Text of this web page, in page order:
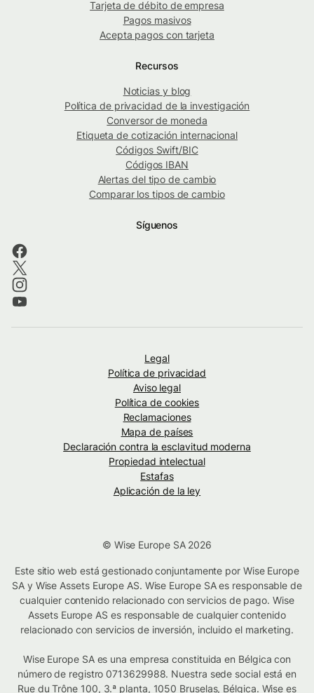
Tarjeta de débito de empresa
Pagos masivos
Acepta pagos con tarjeta
Recursos
Noticias y blog
Política de privacidad de la investigación
Conversor de moneda
Etiqueta de cotización internacional
Códigos Swift/BIC
Códigos IBAN
Alertas del tipo de cambio
Comparar los tipos de cambio
Síguenos
Legal
Política de privacidad
Aviso legal
Política de cookies
Reclamaciones
Mapa de países
Declaración contra la esclavitud moderna
Propiedad intelectual
Estafas
Aplicación de la ley
© Wise Europe SA 2026
Este sitio web está gestionado conjuntamente por Wise Europe
SA y Wise Assets Europe AS. Wise Europe SA es responsable de
cualquier contenido relacionado con servicios de pago. Wise
Assets Europe AS es responsable de cualquier contenido
relacionado con servicios de inversión, incluido el marketing.
Wise Europe SA es una empresa constituida en Bélgica con
número de registro 0713629988. Nuestra sede social está en
Rue du Trône 100, 3.ª planta, 1050 Bruselas, Bélgica. Wise es